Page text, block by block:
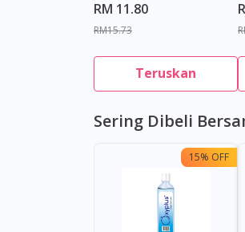
RM 11.80
RM15.73
Teruskan
Sering Dibeli
15% OFF